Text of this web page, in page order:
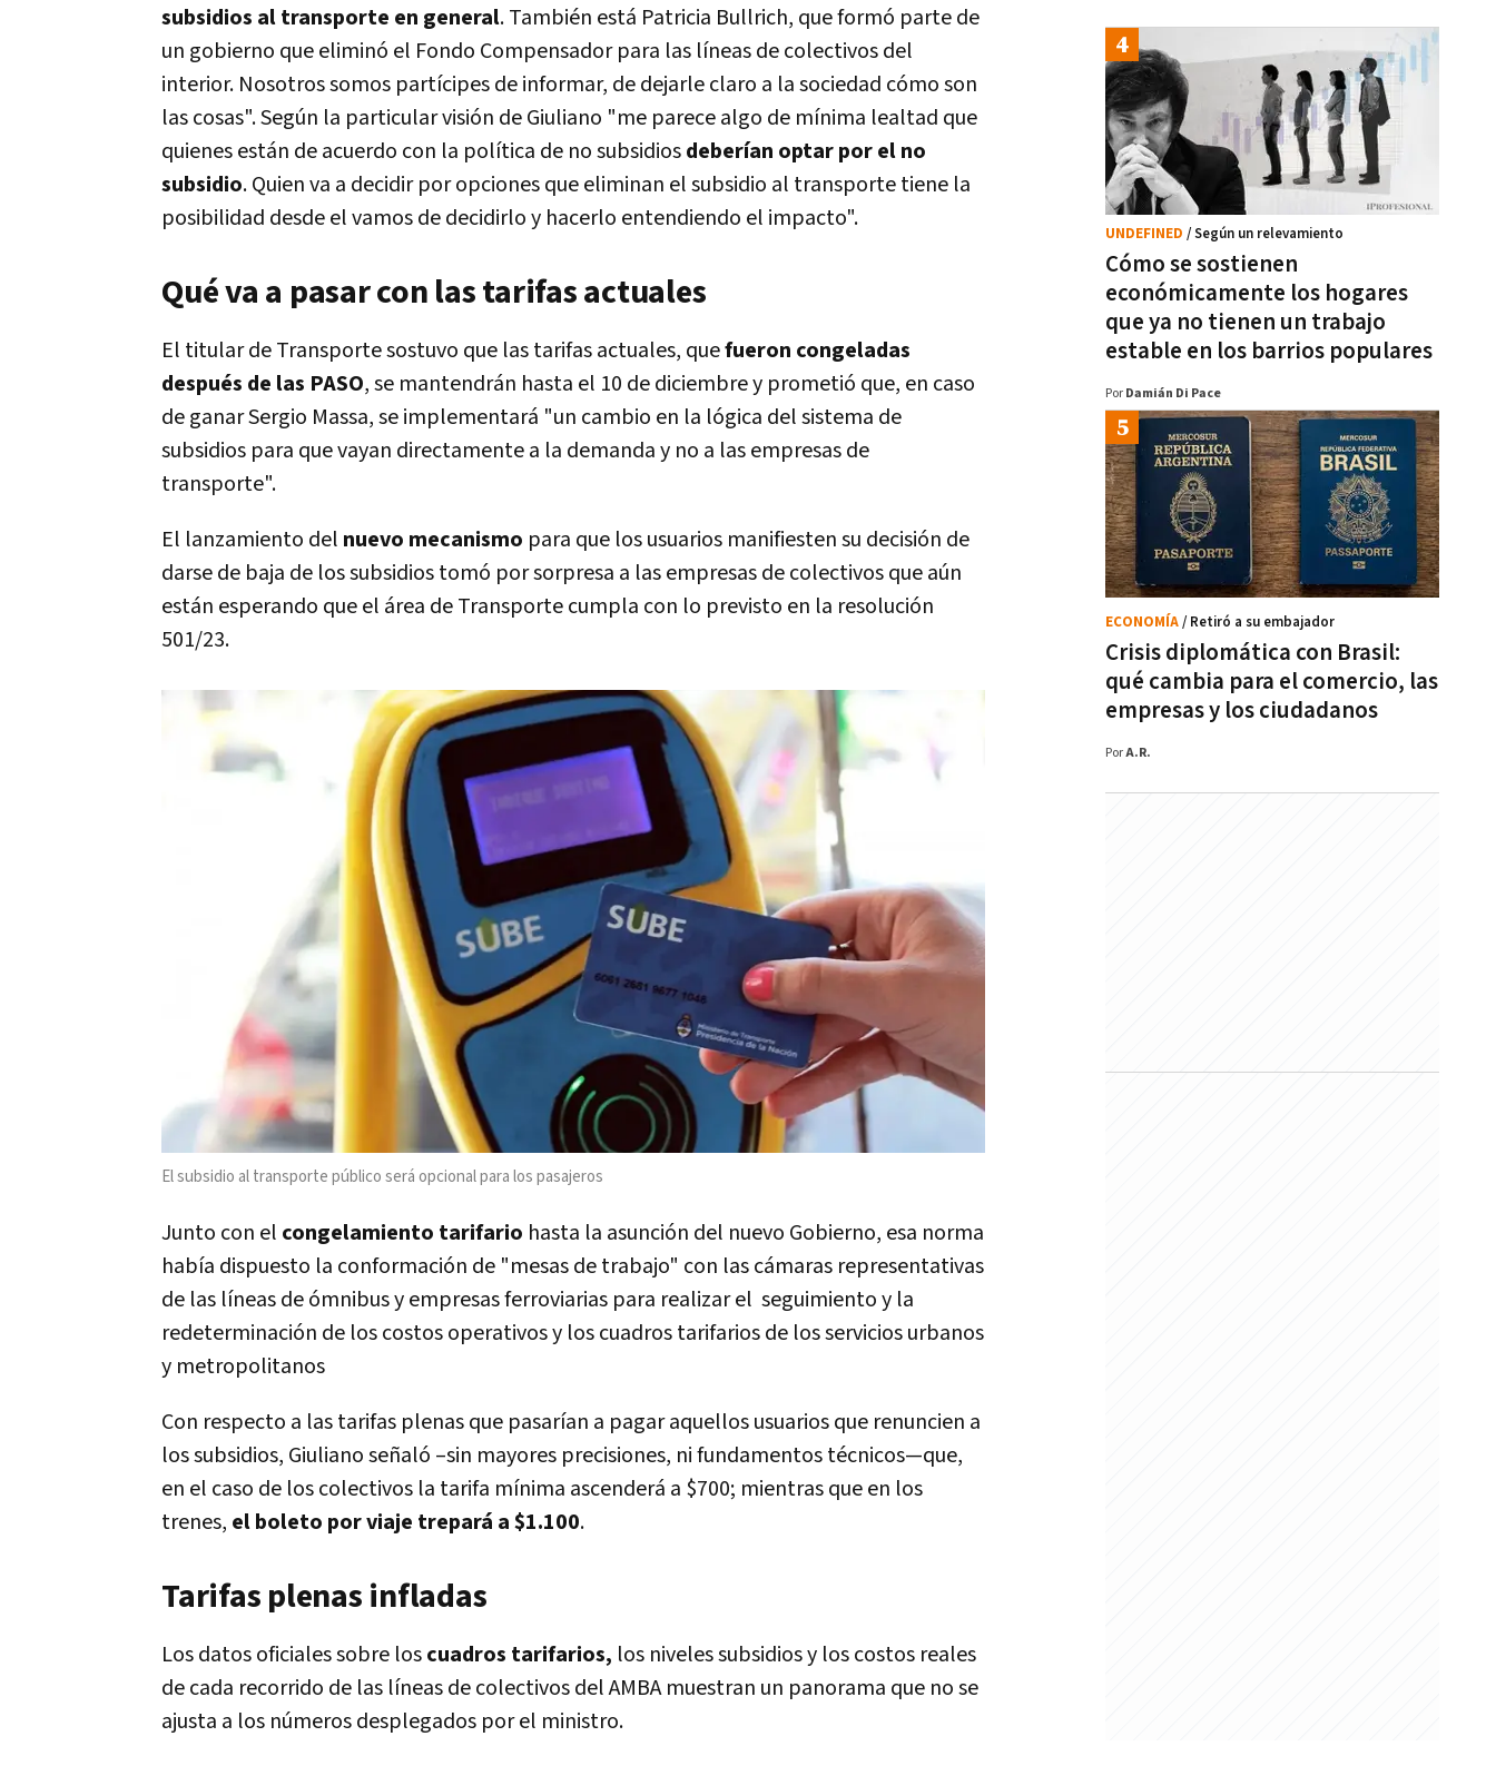
subsidios al transporte en general. También está Patricia Bullrich, que formó parte de
un gobierno que eliminó el Fondo Compensador para las líneas de colectivos del
interior. Nosotros somos partícipes de informar, de dejarle claro a la sociedad cómo son
las cosas".Según la particular visión de Giuliano "me parece algo de mínima lealtad que
quienes están de acuerdo con la política de no subsidiosdeberían optar por el no
subsidio. Quien va a decidir por opciones que eliminan el subsidio al transporte tiene la
posibilidad desde el vamos de decidirlo y hacerlo entendiendo el impacto".
Qué va a pasar con las tarifas actuales
El titular de Transporte sostuvo que las tarifas actuales, quefueron congeladas
después de las PASO, se mantendrán hasta el 10 de diciembre y prometió que, en caso
de ganar Sergio Massa, se implementará "un cambio en la lógica del sistema de
subsidios para que vayan directamente a la demanda y no a las empresas de
transporte".
El lanzamiento del nuevo mecanismo para que los usuarios manifiesten su decisión de
darse de baja de los subsidios tomó por sorpresa a las empresas de colectivos que aún
están esperando que el área de Transporte cumpla con lo previsto en la resolución
501/23.
El subsidio al transporte público será opcional para los pasajeros
Junto con el congelamiento tarifario hasta la asunción del nuevo Gobierno, esa norma
había dispuesto la conformación de "mesas de trabajo" con las cámaras representativas
de las líneas de ómnibus y empresas ferroviarias para realizar el seguimiento y la
redeterminación de los costos operativos y los cuadros tarifarios de los servicios urbanos
y metropolitanos
Con respecto a las tarifas plenas que pasarían a pagar aquellos usuarios que renuncien a
los subsidios, Giuliano señaló –sin mayores precisiones, ni fundamentos técnicos—que,
en el caso de los colectivos la tarifa mínima ascenderá a $700; mientras que en los
trenes, el boleto por viaje trepará a $1.100.
Tarifas plenas infladas
Los datos oficiales sobre loscuadros tarifarios, los niveles subsidios y los costos reales
de cada recorrido de las líneas de colectivos del AMBA muestran un panorama que no se
ajusta a los números desplegados por el ministro.
Cómo se sostienen
económicamente los hogares
que ya no tienen un trabajo
estable en los barrios populares
UNDEFINED / Según un relevamiento
Por Damián Di Pace
Crisis diplomática con Brasil:
qué cambia para el comercio, las
empresas y los ciudadanos
ECONOMÍA/ Retiró a su embajador
PorA.R.